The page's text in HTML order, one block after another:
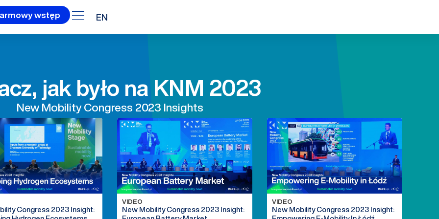
wstęp EN
jak było na KNM 2023
New Mobility Congress 2023 Insights
Congress 2023 Insight:
VIDEO
New Mobility Congress 2023 Insight:
VIDEO
New Mobility Congress 2023 Insight: